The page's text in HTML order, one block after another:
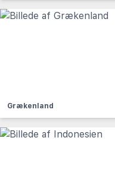
Grækenland